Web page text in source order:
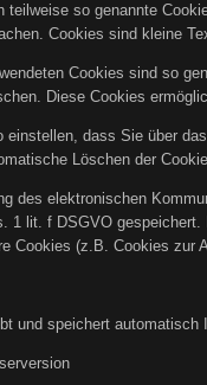
teilweise so genannte
Cookies sind kleine
Cookies sind so
Diese Cookies
dass Sie über
Löschen der
des elektronischen
1 lit. f DSGVO
Cookies (z.B. Cookies zur
und speichert